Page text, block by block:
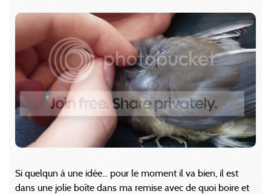
Si quelqun à une idée... pour le moment il va bien, il est
dans une jolie boîte dans ma remise avec de quoi boire et